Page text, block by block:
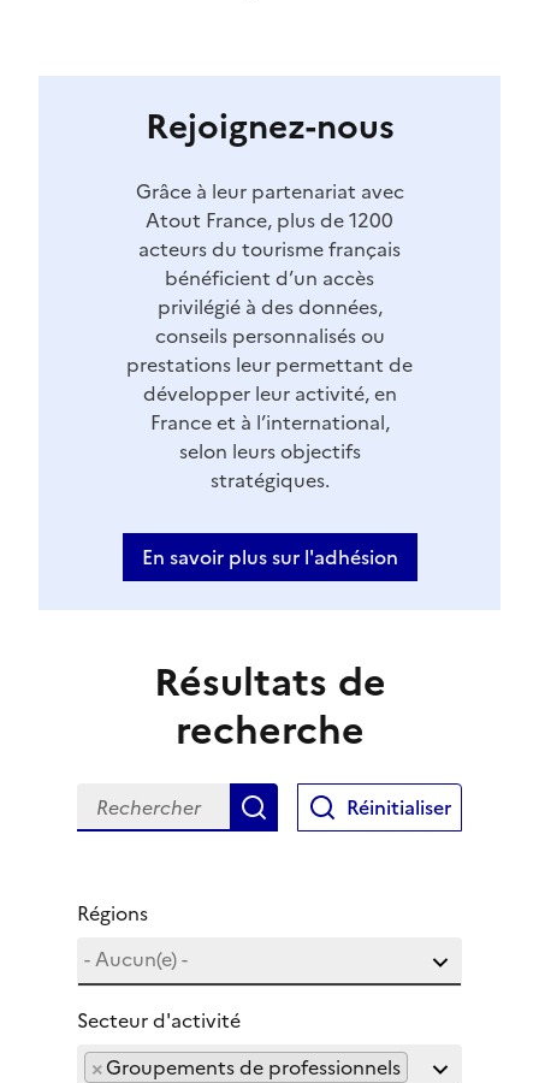
Rejoignez-nous
Grâce à leur partenariat avec
Atout France, plus de 1200
acteurs du tourisme français
bénéficient d’un accès
privilégié à des données,
conseils personnalisés ou
prestations leur permettant de
développer leur activité, en
France et à l’international,
selon leurs objectifs
stratégiques.
En savoir plus sur l'adhésion
Résultats de
recherche
RechercherRéinitialiser
Régions
Secteur d'activité
×Groupements de professionnels